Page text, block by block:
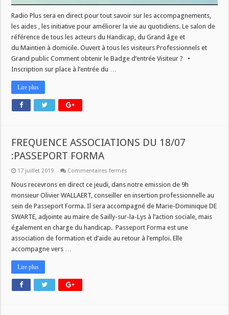
à
domicile
des
Hauts
de
France
les
27
Radio Plus sera en direct pour tout savoir sur les accompagnements,
les aides , les initiative pour améliorer la vie au quotidiens. Le salon de
référence de tous les acteurs du Handicap, du Grand âge et
du Maintien à domicile. Ouvert à tous les visiteurs Professionnels et
Grand public Comment obtenir le Badge d’entrée Visiteur ? •
Inscription sur place à l’entrée du …
Lire plus
FREQUENCE ASSOCIATIONS DU 18/07
:PASSEPORT FORMA
17 juillet 2019 Commentaires fermés
ASSOCIATIONS
18/07
:PASSEPORT
FORMA
Nous recevrons en direct ce jeudi, dans notre emission de 9h
monsieur Olivier WALLAERT, conseiller en insertion professionnelle au
sein de Passeport Forma. Il sera accompagné de Marie-Dominique DE
SWARTE, adjointe au maire de Sailly-sur-la-Lys à l’action sociale, mais
également en charge du handicap. Passeport Forma est une
association de formation et d’aide au retour à l’emploi. Elle
accompagne vers …
Lire plus